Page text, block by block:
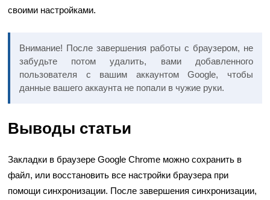
своими настройками.
Внимание! После завершения работы с браузером, не
забудьте потом удалить, вами добавленного
пользователя с вашим аккаунтом Google, чтобы
данные вашего аккаунта не попали в чужие руки.
Выводы статьи
Закладки в браузере Google Chrome можно сохранить в
файл, или восстановить все настройки браузера при
помощи синхронизации. После завершения синхронизации,